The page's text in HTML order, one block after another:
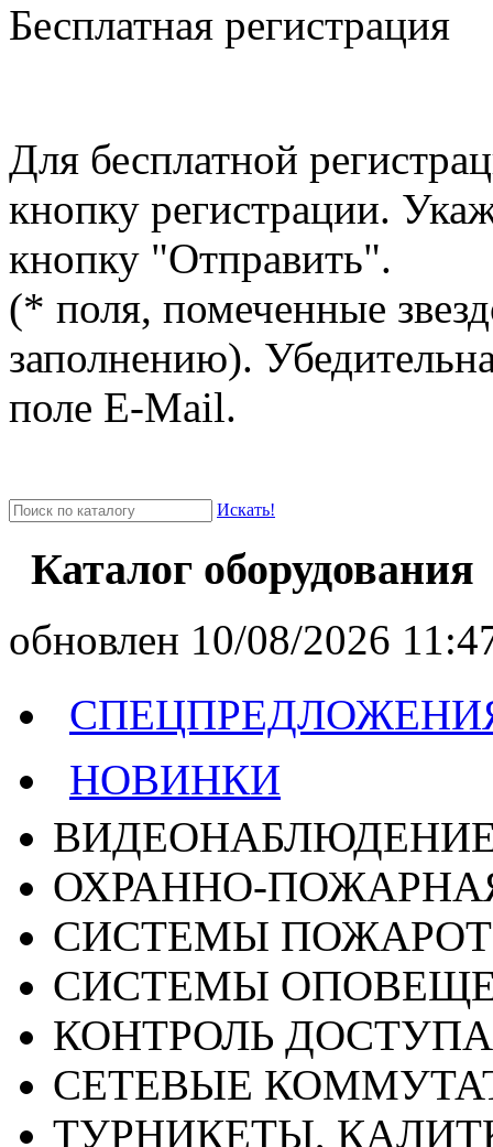
Бесплатная регистрация
Для бесплатной
кнопку регистрации.
кнопку "Отправить".
(* поля, помеченные
заполнению).
поле E-Mail.
Искать!
Каталог оборудования
oбновлен 10/08/2026
НОВИНКИ
ОХРАННО-
СИСТЕМЫ
СИСТЕМЫ
КОНТРОЛЬ ДОСТУПА
СЕТЕВЫЕ
ТУРНИКЕТЫ,